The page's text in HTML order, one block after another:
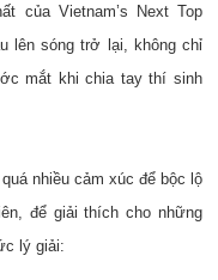
của Vietnam’s Next Top
lên sóng trở lại, không chỉ
mắt khi chia tay thí sinh
nhiều cảm xúc để bộc lộ
để giải thích cho những
lý giải: